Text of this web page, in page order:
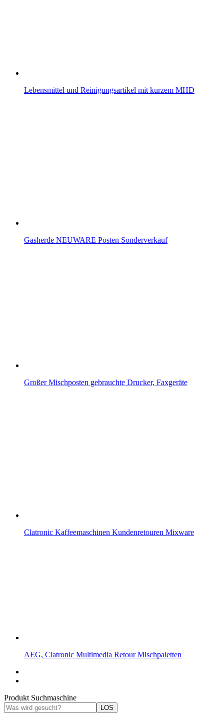
Lebensmittel und Reinigungsartikel mit kurzem MHD
Gasherde NEUWARE Posten Sonderverkauf
Großer Mischposten gebrauchte Drucker, Faxgeräte
Clatronic Kaffeemaschinen Kundenretouren Mixware
AEG, Clatronic Multimedia Retour Mischpaletten
Produkt Suchmaschine
LOS